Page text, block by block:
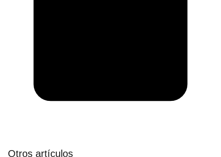
Otros artículos